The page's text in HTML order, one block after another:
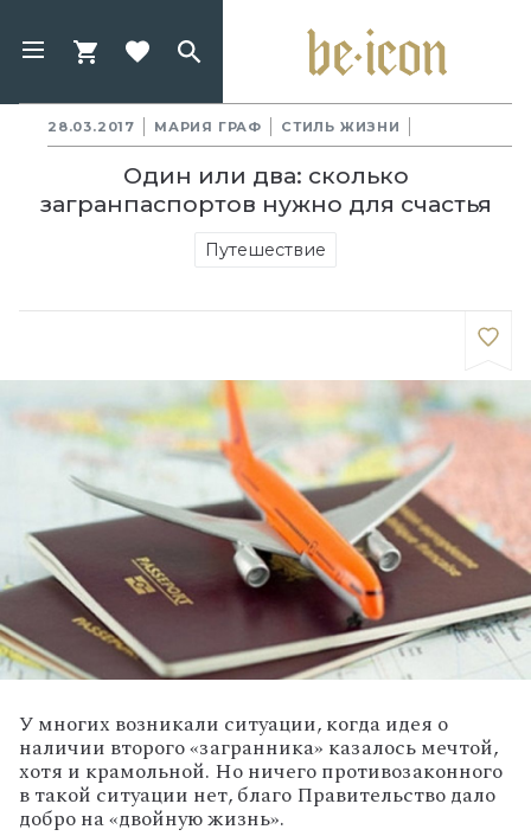
28.03.2017 МАРИЯ ГРАФ СТИЛЬ ЖИЗНИ
Один или два: сколько
загранпаспортов нужно для счастья
Путешествие
У многих возникали ситуации, когда идея о
наличии второго «загранника» казалось мечтой,
хотя и крамольной. Но ничего противозаконного
в такой ситуации нет, благо Правительство дало
добро на «двойную жизнь».